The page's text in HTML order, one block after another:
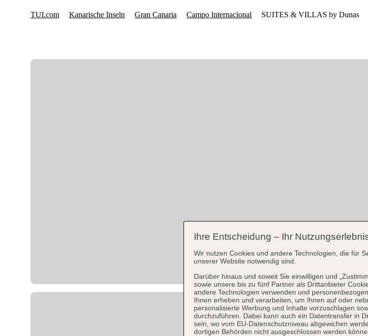
Ihre Entscheidung – Ihr
Wir nutzen Cookies und andere Technologien, die für
unserer Website notwendig sind.
Darüber hinaus und soweit Sie einwilligen und
sowie unsere bis zu fünf Partner als Drittanbieter
andere Technologien verwenden und
Ihnen erheben und verarbeiten, um Ihnen auf oder
personalisierte Werbung und Inhalte vorzuschlagen
durchzuführen. Dabei kann auch ein Datentransfer in
sein, wo vom EU-Datenschutzniveau abgewichen
dortigen Behörden nicht ausgeschlossen werden